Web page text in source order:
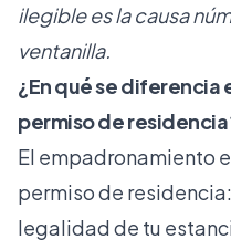
ilegible es la causa
ventanilla.
¿En qué se
permiso de
El empadronamiento
permiso de
legalidad de tu